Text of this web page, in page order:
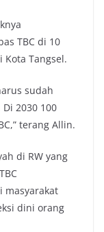
TBC di 10
Kota Tangsel.
sudah
2030 100
terang Allin.
di RW yang
masyarakat
dini orang